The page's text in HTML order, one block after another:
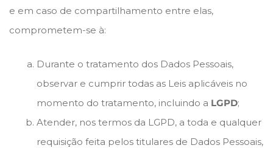
e em caso de compartilhamento entre elas,
comprometem-se à:
Durante o tratamento dos Dados Pessoais,
observar e cumprir todas as Leis aplicáveis no
momento do tratamento, incluindo a LGPD;
Atender, nos termos da LGPD, a toda e qualquer
requisição feita pelos titulares de Dados Pessoais,